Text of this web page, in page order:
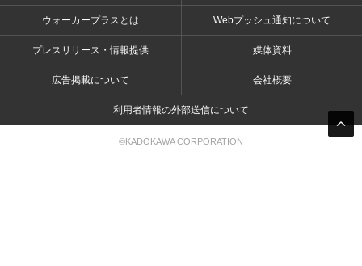
ウォーカープラスとは Webプッシュ通知について
プレスリリース・情報提供 媒体資料
広告掲載について 会社概要
利用者情報の外部送信について
©KADOKAWA CORPORATION